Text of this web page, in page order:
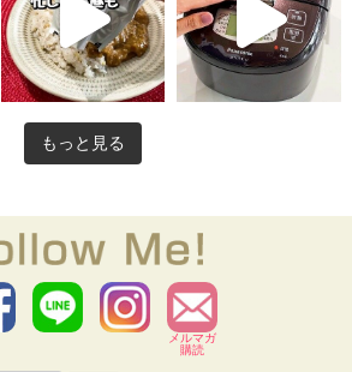
もっと見る
メルマガ
購読